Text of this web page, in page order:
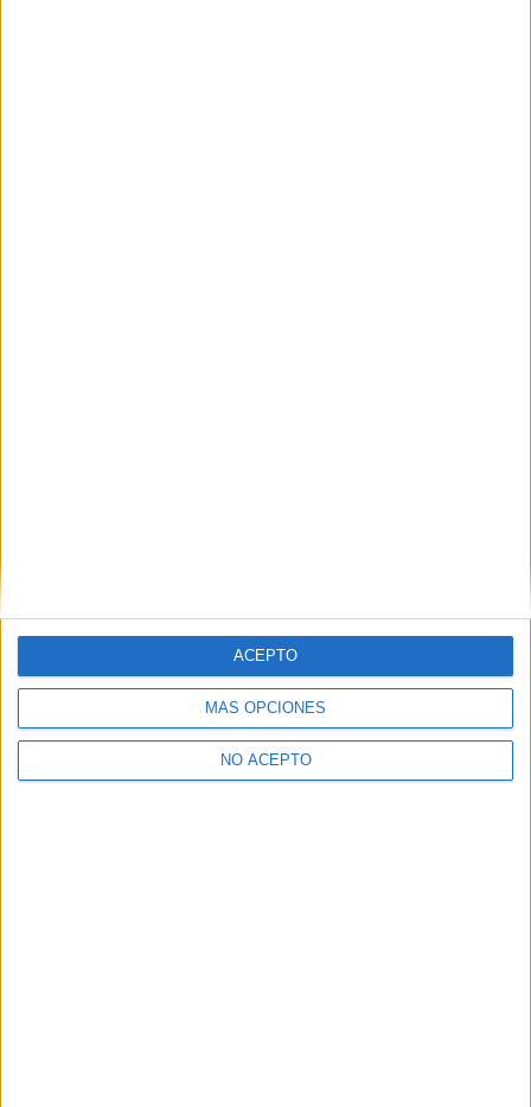
MÁS OPCIONES
NO ACEPTO
ACEPTO
Y como regalo de agradecimiento, por registrarte te daremos
gratis una copia de nuestro ebook con 100 consejos para tu
primer año de universidad